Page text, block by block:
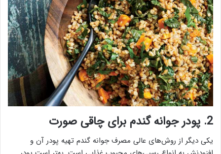
2. پودر جوانه گندم برای چاقی صورت
یکی دیگر از روش‌های عالی مصرف جوانه گندم تهیه پودر آن و